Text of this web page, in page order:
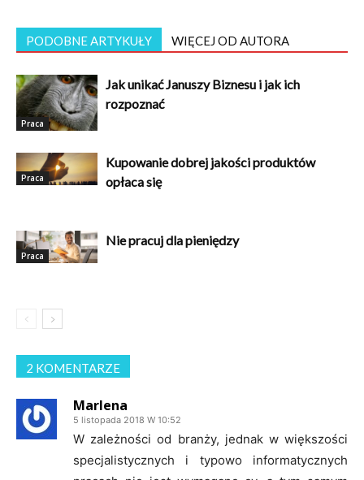
PODOBNE ARTYKUŁY WIĘCEJ OD AUTORA
Praca
Jak unikać Januszy Biznesu i jak ich
rozpoznać
Praca
Kupowanie dobrej jakości produktów
opłaca się
Praca
Nie pracuj dla pieniędzy
2 KOMENTARZE
Marlena
5 listopada 2018 W 10:52
W zależności od branży, jednak w większości
specjalistycznych i typowo informatycznych